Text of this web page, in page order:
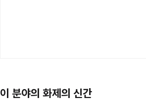
이 분야의 화제의 신간